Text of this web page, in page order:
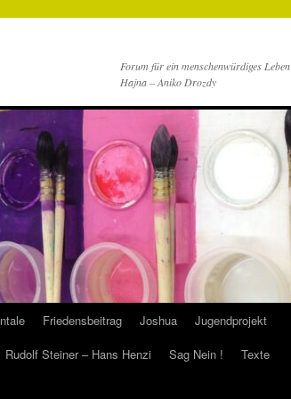
Forum für ein menschenwürdiges Leben
Hajna – Aniko Drozdy
Friedensbeitrag Joshua
Jugendprojekt
Rudolf Steiner – Hans Henzi Sag Nein !
Texte